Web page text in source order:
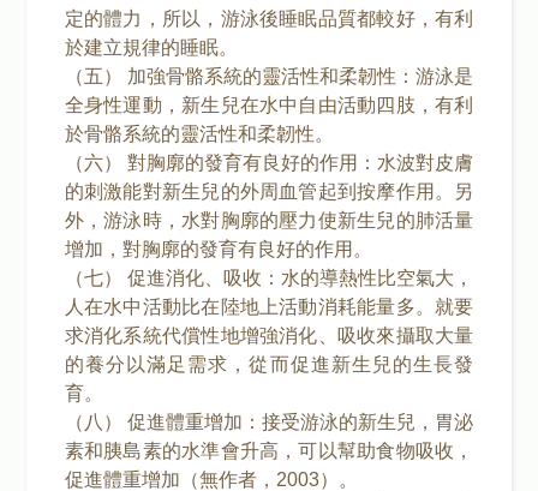
定的體力，所以，游泳後睡眠品質都較好，有利
於建立規律的睡眠。
（五） 加強骨骼系統的靈活性和柔韌性：游泳是
全身性運動，新生兒在水中自由活動四肢，有利
於骨骼系統的靈活性和柔韌性。
（六） 對胸廓的發育有良好的作用：水波對皮膚
的刺激能對新生兒的外周血管起到按摩作用。另
外，游泳時，水對胸廓的壓力使新生兒的肺活量
增加，對胸廓的發育有良好的作用。
（七） 促進消化、吸收：水的導熱性比空氣大，
人在水中活動比在陸地上活動消耗能量多。就要
求消化系統代償性地增強消化、吸收來攝取大量
的養分以滿足需求，從而促進新生兒的生長發
育。
（八） 促進體重增加：接受游泳的新生兒，胃泌
素和胰島素的水準會升高，可以幫助食物吸收，
促進體重增加（無作者，2003）。